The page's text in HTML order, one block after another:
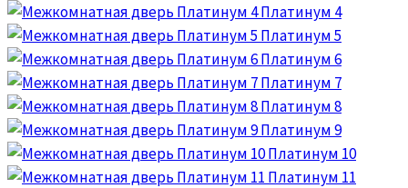
Платинум 4
Платинум 5
Платинум 6
Платинум 7
Платинум 8
Платинум 9
Платинум 10
Платинум 11